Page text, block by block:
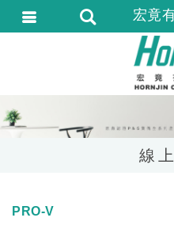
線
PRO-V
宏竟
會
會
訂
匯